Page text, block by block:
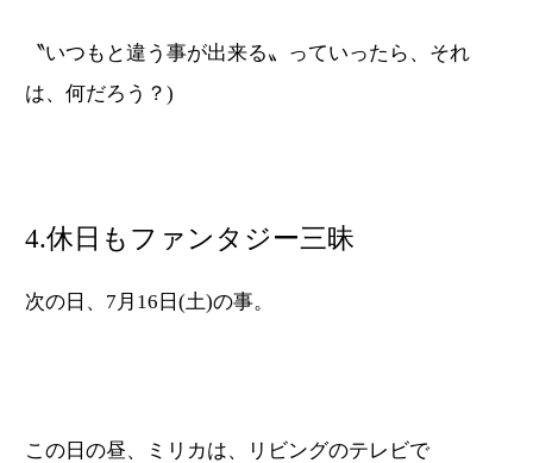
〝いつもと違う事が出来る〟っていったら、それ
は、何だろう？)
4.休日もファンタジー三昧
次の日、7月16日(土)の事。
この日の昼、ミリカは、リビングのテレビで